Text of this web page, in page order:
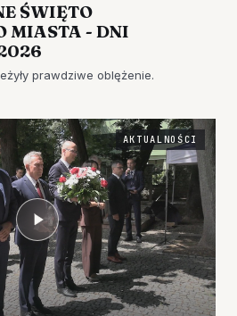
ŚWIĘTO
MIASTA - DNI
prawdziwe oblężenie.
AKTUALNOŚCI